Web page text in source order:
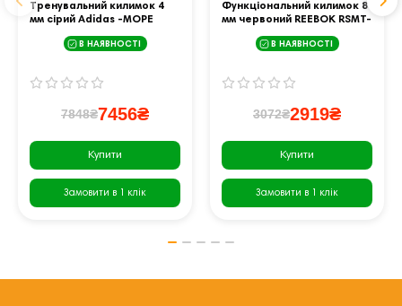
Тренувальний килимок 4
мм сірий Adidas -МОРЕ
В НАЯВНОСТІ
7848₴7456₴
Купити
Замовити в 1 клік
Функціональний килимок 8
мм червоний REEBOK RSMT-
В НАЯВНОСТІ
3072₴2919₴
Купити
Замовити в 1 клік